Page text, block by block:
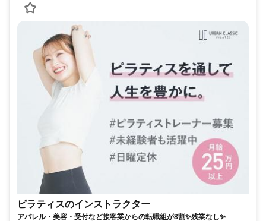
ピラティスのインストラクター
アパレル・美容・受付など接客業からの転職組が8割✨残業なし✨